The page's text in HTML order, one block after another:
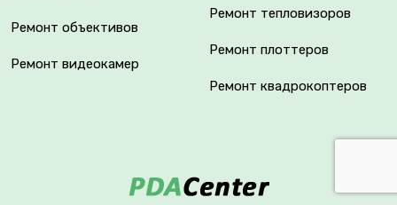
Ремонт объективов
Ремонт видеокамер
Ремонт тепловизоров
Ремонт плоттеров
Ремонт квадрокоптеров